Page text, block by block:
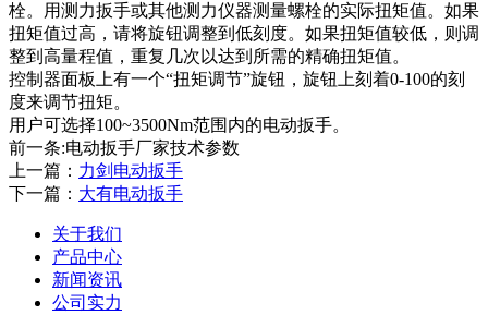
栓。用测力扳手或其他测力仪器测量螺栓的实际扭矩值。如果
扭矩值过高，请将旋钮调整到低刻度。如果扭矩值较低，则调
整到高量程值，重复几次以达到所需的精确扭矩值。
控制器面板上有一个“扭矩调节”旋钮，旋钮上刻着0-100的刻
度来调节扭矩。
用户可选择100~3500Nm范围内的电动扳手。
前一条:电动扳手厂家技术参数
上一篇： 力剑电动扳手
下一篇： 大有电动扳手
关于我们
产品中心
新闻资讯
公司实力